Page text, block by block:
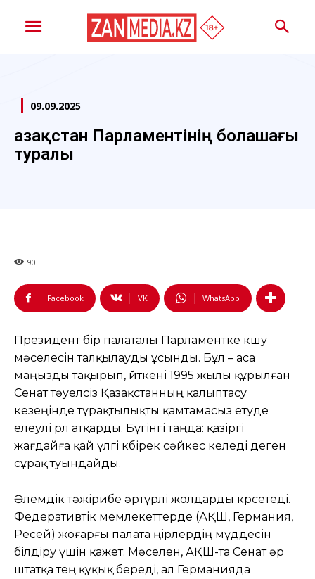
09.09.2025
Қазақстан Парламентінің болашағы
туралы
90
Facebook VK WhatsApp
Президент бір палаталы Парламентке көшу
мәселесін талқылауды ұсынды. Бұл – аса
маңызды тақырып, өйткені 1995 жылы құрылған
Сенат тәуелсіз Қазақстанның қалыптасу
кезеңінде тұрақтылықты қамтамасыз етуде
елеулі рөл атқарды. Бүгінгі таңда: қазіргі
жағдайға қай үлгі көбірек сәйкес келеді деген
сұрақ туындайды.
Әлемдік тәжірибе әртүрлі жолдарды көрсетеді.
Федеративтік мемлекеттерде (АҚШ, Германия,
Ресей) жоғарғы палата өңірлердің мүддесін
білдіру үшін қажет. Мәселен, АҚШ-та Сенат әр
штатқа тең құқық береді, ал Германияда